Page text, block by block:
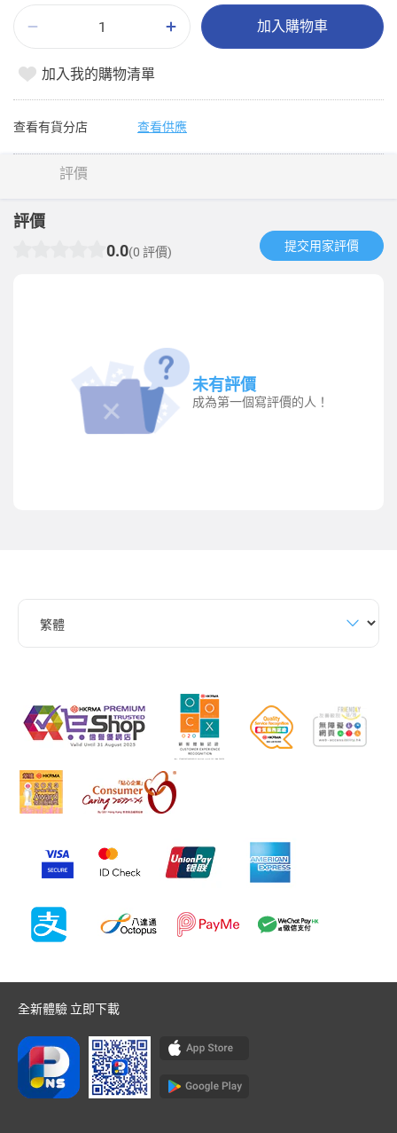
加入購物車
加入我的購物清單
查看有貨分店 查看供應
評價
評價
0.0(0 評價) 提交用家評價​
未有評價
成為第一個寫評價的人！
全新體驗 立即下載